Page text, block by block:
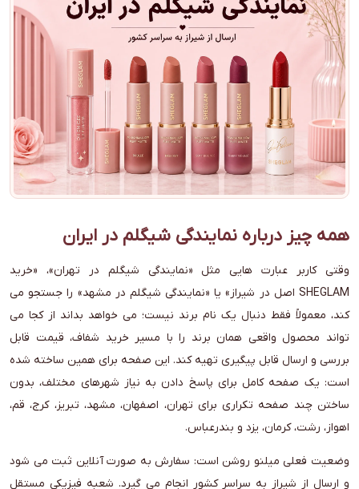
همه چیز درباره نمایندگی شیگلم در ایران
وقتی کاربر عبارت هایی مثل «نمایندگی شیگلم در تهران»، «خرید
SHEGLAM اصل در شیراز» یا «نمایندگی شیگلم در مشهد» را جستجو می
کند، معمولاً فقط دنبال یک نام برند نیست؛ می خواهد بداند از کجا می
تواند محصول واقعی همان برند را با مسیر خرید شفاف، قیمت قابل
بررسی و ارسال قابل پیگیری تهیه کند. این صفحه برای همین ساخته شده
است: یک صفحه کامل برای پاسخ دادن به نیاز شهرهای مختلف، بدون
ساختن چند صفحه تکراری برای تهران، اصفهان، مشهد، تبریز، کرج، قم،
اهواز، رشت، کرمان، یزد و بندرعباس.
وضعیت فعلی میلنو روشن است: سفارش به صورت آنلاین ثبت می شود
و ارسال از شیراز به سراسر کشور انجام می گیرد. شعبه فیزیکی مستقل